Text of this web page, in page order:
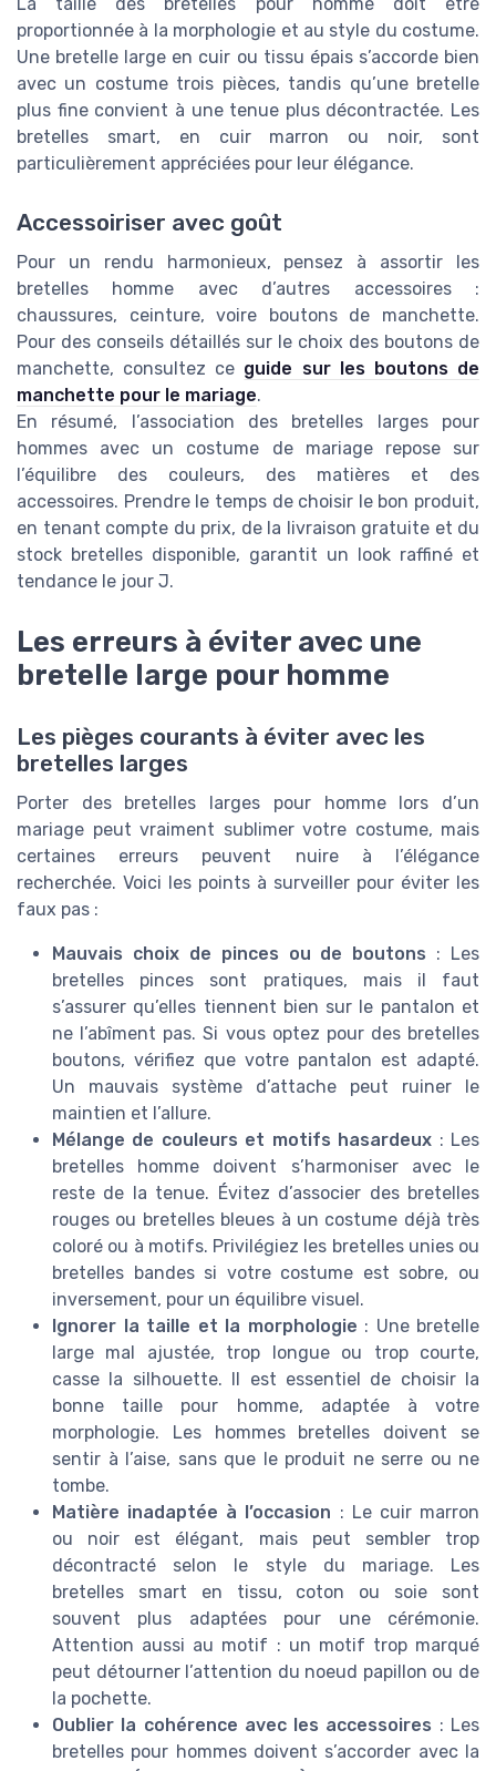
proportionnée à la morphologie et au style du costume.
Une bretelle large en cuir ou tissu épais s’accorde bien
avec un costume trois pièces, tandis qu’une bretelle
plus fine convient à une tenue plus décontractée. Les
bretelles smart, en cuir marron ou noir, sont
particulièrement appréciées pour leur élégance.
Accessoiriser avec goût
Pour un rendu harmonieux, pensez à assortir les
bretelles homme avec d’autres accessoires :
chaussures, ceinture, voire boutons de manchette.
Pour des conseils détaillés sur le choix des boutons de
manchette, consultez ce guide sur les boutons de
manchette pour le mariage.
En résumé, l’association des bretelles larges pour
hommes avec un costume de mariage repose sur
l’équilibre des couleurs, des matières et des
accessoires. Prendre le temps de choisir le bon produit,
en tenant compte du prix, de la livraison gratuite et du
stock bretelles disponible, garantit un look raffiné et
tendance le jour J.
Les erreurs à éviter avec une
bretelle large pour homme
Les pièges courants à éviter avec les
bretelles larges
Porter des bretelles larges pour homme lors d’un
mariage peut vraiment sublimer votre costume, mais
certaines erreurs peuvent nuire à l’élégance
recherchée. Voici les points à surveiller pour éviter les
faux pas :
Mauvais choix de pinces ou de boutons : Les
bretelles pinces sont pratiques, mais il faut
s’assurer qu’elles tiennent bien sur le pantalon et
ne l’abîment pas. Si vous optez pour des bretelles
boutons, vérifiez que votre pantalon est adapté.
Un mauvais système d’attache peut ruiner le
maintien et l’allure.
Mélange de couleurs et motifs hasardeux : Les
bretelles homme doivent s’harmoniser avec le
reste de la tenue. Évitez d’associer des bretelles
rouges ou bretelles bleues à un costume déjà très
coloré ou à motifs. Privilégiez les bretelles unies ou
bretelles bandes si votre costume est sobre, ou
inversement, pour un équilibre visuel.
Ignorer la taille et la morphologie : Une bretelle
large mal ajustée, trop longue ou trop courte,
casse la silhouette. Il est essentiel de choisir la
bonne taille pour homme, adaptée à votre
morphologie. Les hommes bretelles doivent se
sentir à l’aise, sans que le produit ne serre ou ne
tombe.
Matière inadaptée à l’occasion : Le cuir marron
ou noir est élégant, mais peut sembler trop
décontracté selon le style du mariage. Les
bretelles smart en tissu, coton ou soie sont
souvent plus adaptées pour une cérémonie.
Attention aussi au motif : un motif trop marqué
peut détourner l’attention du noeud papillon ou de
la pochette.
Oublier la cohérence avec les accessoires : Les
bretelles pour hommes doivent s’accorder avec la